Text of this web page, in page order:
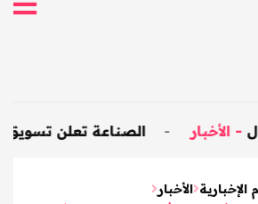
الصناعة تعلن تسويق 25 ألف متر مكعب من المواد الإنشائية -
الأخبار